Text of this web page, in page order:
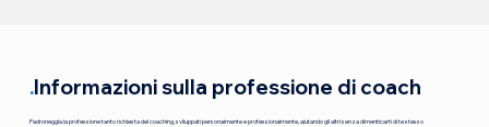
.Informazioni sulla professione di coach
Padroneggia la professione tanto richiesta del coaching, sviluppati personalmente e professionalmente, aiutando gli altri senza dimenticarti di te stesso